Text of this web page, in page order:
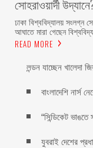
সোহরাওয়ার্দী
ঢাকা বিশ্ববিদ্যালয় সংলগ্ন
আঘাতে মারা গেছেন
READ MORE
লন্ডন যাচ্ছেন খালেদা
বাংলাদেশি নার্স
“সিন্ডিকেট
যুবরাই দেশের